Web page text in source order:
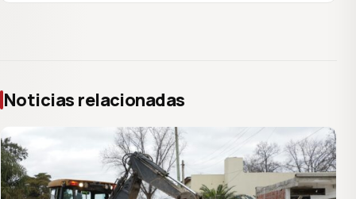
Noticias relacionadas